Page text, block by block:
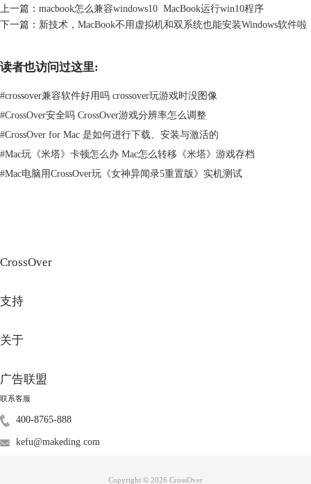
如果你找不到你想要的软件，你也可以选择“安装一个不在列表里的应用
程序”，然后手动指定安装文件或网址。
当你选择好了你想要下载的pc软件后，你需要创建一个名为虚拟容器，用
上一篇： macbook怎么兼容windows10 MacBook运行win10程序
下一篇： 新技术，MacBook不用虚拟机和双系统也能安装Windows软件啦
读者也访问过这里:
#crossover兼容软件好用吗 crossover玩游戏时没图像
#CrossOver安全吗 CrossOver游戏分辨率怎么调整
#CrossOver for Mac 是如何进行下载、安装与激活的
#Mac玩《米塔》卡顿怎么办 Mac怎么转移《米塔》游戏存档
#Mac电脑用CrossOver玩《女神异闻录5重置版》实机测试
CrossOver
支持
关于
广告联盟
联系客服
400-8765-888
kefu@makeding.com
Copyright © 2026 CrossOver